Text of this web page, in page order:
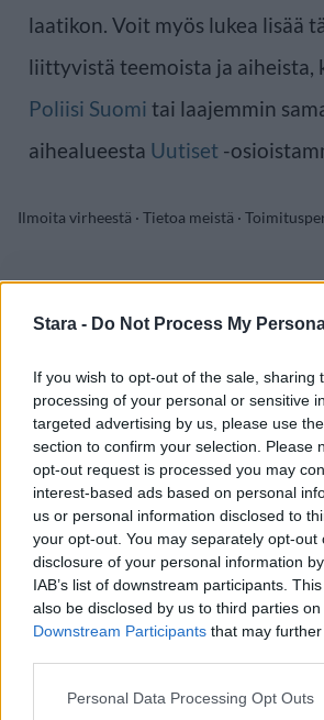
Stara - Do Not Process My
If you wish to opt-out of the sale, sharing
processing of your personal or sensitive
targeted advertising by us, please use
section to confirm your selection. Please
opt-out request is processed you may
interest-based ads based on personal
us or personal information disclosed to
your opt-out. You may separately opt-out
disclosure of your personal information
IAB’s list of downstream participants.
also be disclosed by us to third parties on
Downstream Participants that may
Personal Data Processing Opt Outs
laatikon. Voit myös lukea lisää
liittyvistä teemoista ja aiheista,
Poliisi Suomi tai laajemmin
aihealueesta Uutiset -
Ilmoita virheestä · Tietoa meistä ·